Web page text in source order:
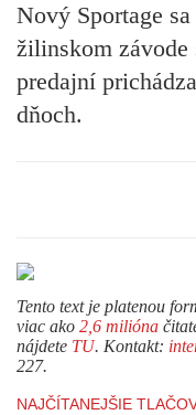
Nový Sportage
žilinskom
predajní
dňoch.
Tento text je platenou
viac ako 2,6 milióna
nájdete TU. Kontakt:
227.
NAJČÍTANEJŠIE